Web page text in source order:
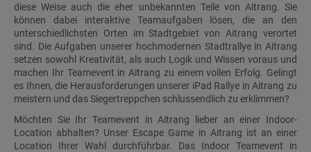
diese Weise auch die eher unbekannten Teile von Aitrang. Sie
können dabei interaktive Teamaufgaben lösen, die an den
unterschiedlichsten Orten im Stadtgebiet von Aitrang verortet
sind. Die Aufgaben unserer hochmodernen Stadtrallye in Aitrang
setzen sowohl Kreativität, als auch Logik und Wissen voraus und
machen Ihr Teamevent in Aitrang zu einem vollen Erfolg. Gelingt
es Ihnen, die Herausforderungen unserer iPad Rallye in Aitrang zu
meistern und das Siegertreppchen schlussendlich zu erklimmen?
Möchten Sie Ihr Teamevent in Aitrang lieber an einer Indoor-
Location abhalten? Unser Escape Game in Aitrang ist an einer
Location Ihrer Wahl durchführbar. Das Indoor Teamevent in